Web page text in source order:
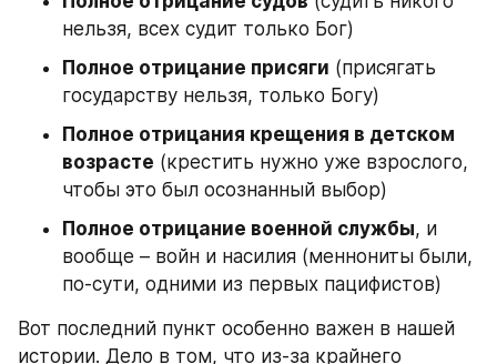
нельзя, всех судит только Бог)
Полное отрицание присяги (присягать
государству нельзя, только Богу)
Полное отрицания крещения в детском
возрасте (крестить нужно уже взрослого,
чтобы это был осознанный выбор)
Полное отрицание военной службы, и
вообще – войн и насилия (меннониты были,
по-сути, одними из первых пацифистов)
Вот последний пункт особенно важен в нашей